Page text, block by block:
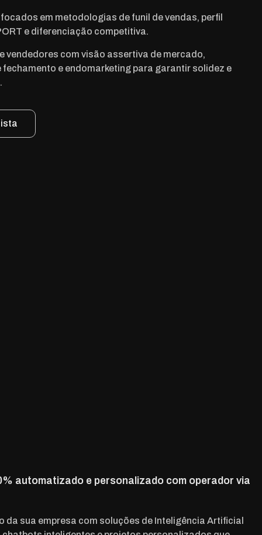
em metodologias de funil de vendas, perfil
e diferenciação competitiva.
vendedores com visão assertiva de mercado,
e endomarketing para garantir solidez e
automatizado e personalizado com operador via
da sua empresa com soluções de Inteligência Artificial